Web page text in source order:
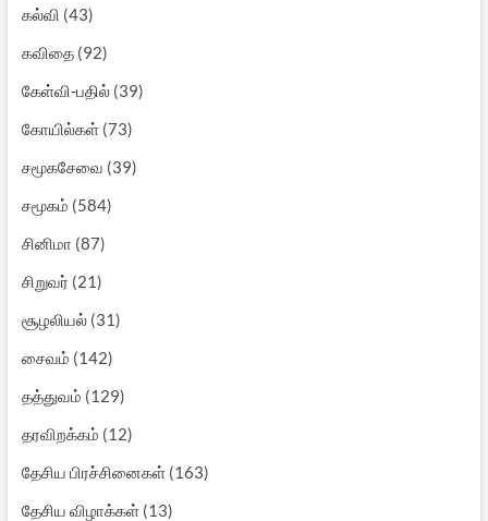
கல்வி (43)
கவிதை(92)
கேள்வி-பதில்(39)
கோயில்கள்(73)
சமூகசேவை (39)
சமூகம் (584)
சினிமா (87)
சிறுவர் (21)
சூழலியல்(31)
சைவம் (142)
தத்துவம் (129)
தரவிறக்கம் (12)
தேசிய பிரச்சினைகள்(163)
தேசிய விழாக்கள்(13)